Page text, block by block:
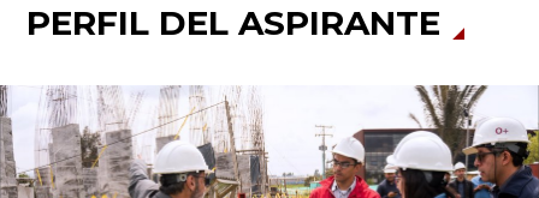
PERFIL DEL ASPIRANTE